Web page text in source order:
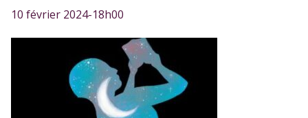
10 février 2024-18h00